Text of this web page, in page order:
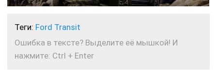
Теги: Ford Transit
Ошибка в тексте? Выделите её мышкой! И
нажмите: Ctrl + Enter